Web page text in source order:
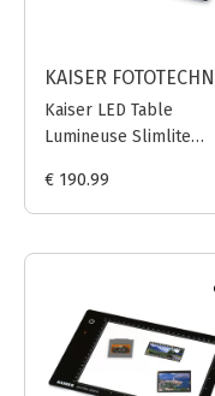
KAISER
Kaiser LED Table
Lumineuse Slimlite
(16.9 x 12.2 in.)
€ 190.99